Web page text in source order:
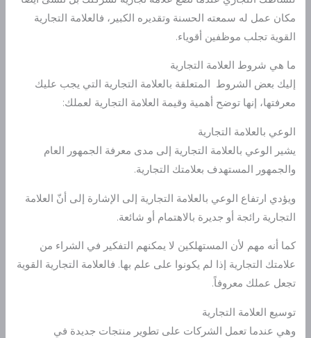
مكان عمل له سمعته الحسنة وتقديره الكبير، فالعلامة التجارية
القوية تجلب موظفين أقوياء.
ما هي شروط العلامة التجارية
إليك بعض الشروط المتعلقة بالعلامة التجارية التي يجب عليك
معرفتها، إنها توضح أهمية وقيمة العلامة التجارية لعملك:
الوعي بالعلامة التجارية
يشير الوعي بالعلامة التجارية إلى مدى معرفة الجمهور العام
والجمهور المستهدف بعلامتك التجارية.
ويؤدي ارتفاع الوعي بالعلامة التجارية إلى الإشارة إلى أنّ العلامة
التجارية رائجة أو جديرة بالاهتمام أو شائعة.
كما أنه مهم لأن المستهلكين لا يمكنهم التفكير في الشراء من
علامتك التجارية إذا لم يكونوا على علم بها. فالعلامة التجارية القوية
تجعل عملك معروفاً.
توسيع العلامة التجارية
وهي عندما تعمل الشركات على تطوير منتجات جديدة في